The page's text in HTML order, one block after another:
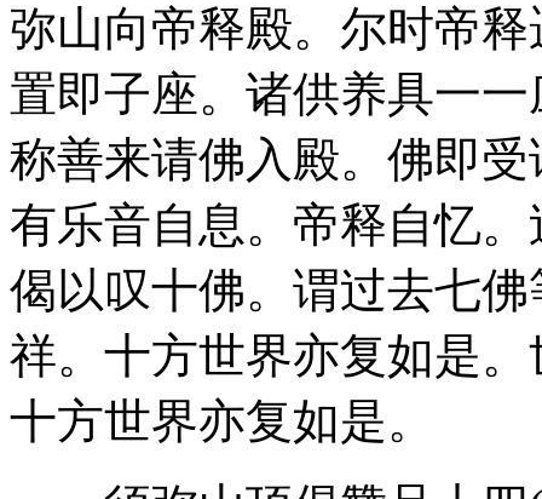
弥山向帝释殿。尔时帝
置即子座。诸供养具一
称善来请佛入殿。佛即
有乐音自息。帝释自忆
偈以叹十佛。谓过去七
祥。十方世界亦复如是
十方世界亦复如是。